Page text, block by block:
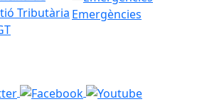
Emergències